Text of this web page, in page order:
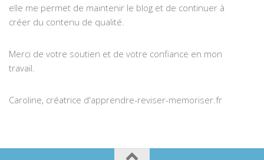
elle me permet de maintenir le blog et de continuer à
créer du contenu de qualité.
Merci de votre soutien et de votre confiance en mon
travail.
Caroline, créatrice d'apprendre-reviser-memoriser.fr